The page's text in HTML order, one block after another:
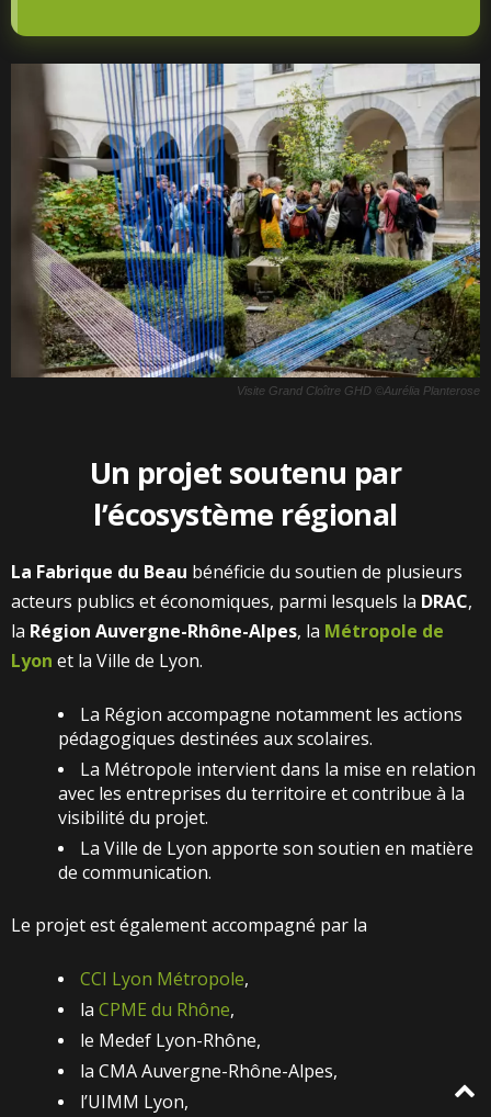
Visite Grand Cloître GHD ©Aurélia Planterose
Un projet soutenu par
l’écosystème régional
La Fabrique du Beau bénéficie du soutien de plusieurs
acteurs publics et économiques, parmi lesquels la DRAC,
la Région Auvergne-Rhône-Alpes, la Métropole de
Lyon et la Ville de Lyon.
La Région accompagne notamment les actions
pédagogiques destinées aux scolaires.
La Métropole intervient dans la mise en relation
avec les entreprises du territoire et contribue à la
visibilité du projet.
La Ville de Lyon apporte son soutien en matière
de communication.
Le projet est également accompagné par la
CCI Lyon Métropole,
la CPME du Rhône,
le Medef Lyon-Rhône,
la CMA Auvergne-Rhône-Alpes,
l’UIMM Lyon,